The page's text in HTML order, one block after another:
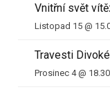
Vnitřní svět
Listopad 15 @
Travesti
Prosinec 4 @ 18.30